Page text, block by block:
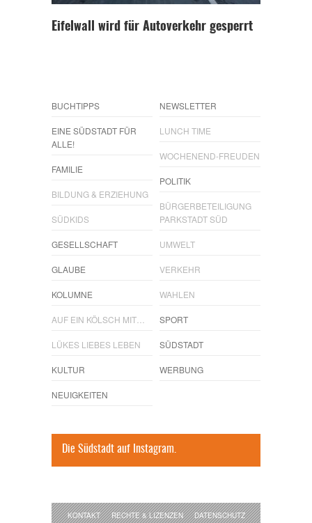
Eifelwall wird für Autoverkehr gesperrt
BUCHTIPPS
EINE SÜDSTADT FÜR
ALLE!
FAMILIE
BILDUNG & ERZIEHUNG
SÜDKIDS
GESELLSCHAFT
GLAUBE
KOLUMNE
AUF EIN KÖLSCH MIT…
LÜKES LIEBES LEBEN
KULTUR
NEUIGKEITEN
NEWSLETTER
LUNCH TIME
WOCHENEND-FREUDEN
POLITIK
BÜRGERBETEILIGUNG
PARKSTADT SÜD
UMWELT
VERKEHR
WAHLEN
SPORT
SÜDSTADT
WERBUNG
Die Südstadt auf Instagram.
KONTAKT RECHTE & LIZENZEN DATENSCHUTZ